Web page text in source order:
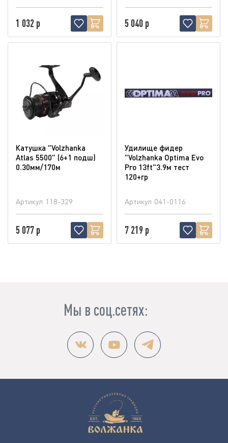
1 032 р 5 040 р
Катушка "Volzhanka
Atlas 5500" (6+1 подш)
0.30мм/170м
Артикул 118-329
5 077 р
Удилище фидер
"Volzhanka Optima Evo
Pro 13ft"3.9м тест
120+гр
Артикул 041-0116
7 219 р
Мы в соц.сетях: